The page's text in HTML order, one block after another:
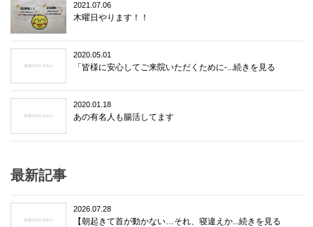
2021.07.06
木曜日やります！！
2020.05.01
「皆様に安心してご来院いただくために-...続きを見る
2020.01.18
あの有名人も腸活してます
最新記事
2026.07.28
【朝起きて首が動かない…それ、寝違えか...続きを見る